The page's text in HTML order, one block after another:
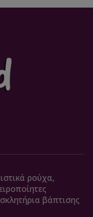
ρούχα,
βάπτισης